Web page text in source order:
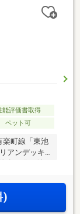
能評価書取得
ペット可
楽町線「東池
アンデッキ
臨む大規模
)